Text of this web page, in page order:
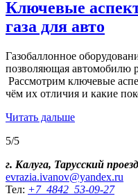
Ключевые
газа для авто
Газобаллонное
позволяющая автомобилю
Рассмотрим ключевые
чём их отличия и какие
Читать дальше
5/5
г. Калуга, Тарусский
evrazia.ivanov@yandex.ru
Тел: +7 4842 53-09-27